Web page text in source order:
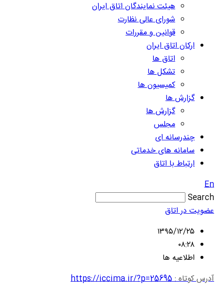
هیئت نمایندگان اتاق ایران
شورای عالی نظارت
قوانین و مقررات
ارکان اتاق ایران
اتاق ها
تشکل ها
کمیسیون ها
گزارش ها
گزارش ها
مجلس
چندرسانه ای
سامانه های خدماتی
ارتباط با اتاق
En
Search
عضویت در اتاق
۱۳۹۵/۱۲/۲۵
۰۸:۲۸
اطلاعیه ها
آدرس کوتاه :https://iccima.ir/?p=25695